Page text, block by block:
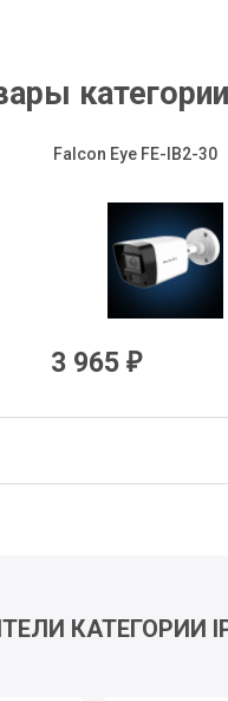
Falcon Eye FE-IB2-30
3 965 ₽
КАТЕГОРИИ